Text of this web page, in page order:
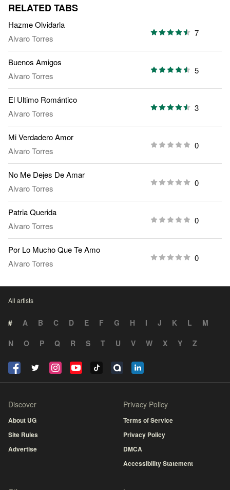
RELATED TABS
Hazme Olvidarla
Alvaro Torres
7
Buenos Amigos
Alvaro Torres
5
El Ultimo Romántico
Alvaro Torres
3
Mi Verdadero Amor
Alvaro Torres
0
No Me Dejes De Amar
Alvaro Torres
0
Patria Querida
Alvaro Torres
0
Por Lo Mucho Que Te Amo
Alvaro Torres
0
All artists
# A B C D E F G H I J K L
M
N
O P Q R S T U V W X Y Z
Discover
About UG
Site Rules
Advertise
Privacy Policy
Terms of Service
Privacy Policy
DMCA
Accessibility Statement